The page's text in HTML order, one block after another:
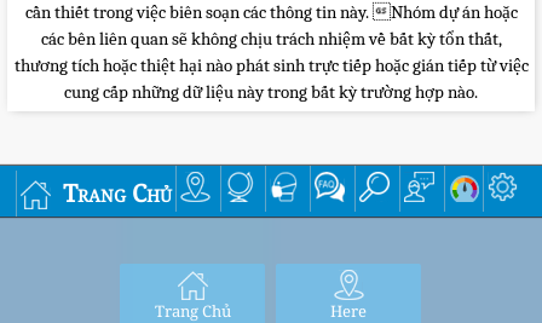
cần thiết trong việc biên soạn các thông tin này. Nhóm dự án hoặc
các bên liên quan sẽ không chịu trách nhiệm về bất kỳ tổn thất,
thương tích hoặc thiệt hại nào phát sinh trực tiếp hoặc gián tiếp từ việc
cung cấp những dữ liệu này trong bất kỳ trường hợp nào.
Trang Chủ
Trang Chủ Here